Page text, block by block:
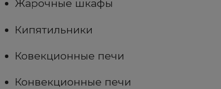
Жарочные шкафы
Кипятильники
Ковекционные печи
Конвекционные печи